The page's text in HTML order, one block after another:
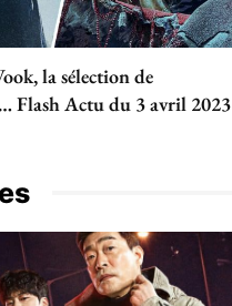
la sélection de
Flash Actu du 3 avril 2023